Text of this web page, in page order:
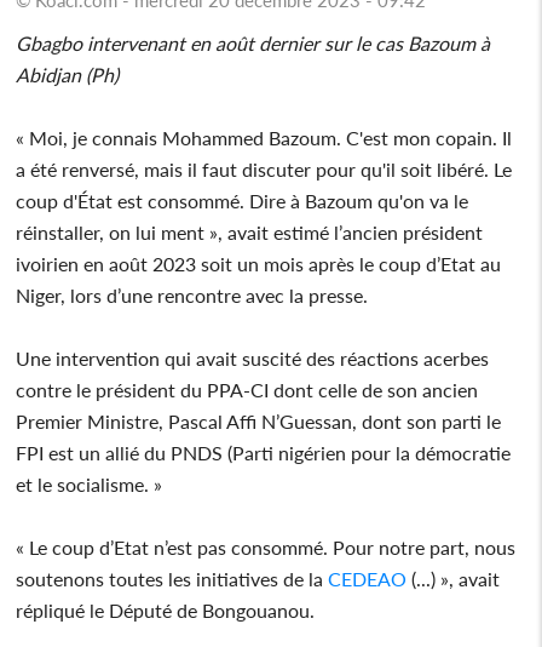
Gbagbo intervenant en août dernier sur le cas Bazoum à
Abidjan (Ph)
« Moi, je connais Mohammed Bazoum. C'est mon copain. Il
a été renversé, mais il faut discuter pour qu'il soit libéré. Le
coup d'État est consommé. Dire à Bazoum qu'on va le
réinstaller, on lui ment », avait estimé l’ancien président
ivoirien en août 2023 soit un mois après le coup d’Etat au
Niger, lors d’une rencontre avec la presse.
Une intervention qui avait suscité des réactions acerbes
contre le président du PPA-CI dont celle de son ancien
Premier Ministre, Pascal Affi N’Guessan, dont son parti le
FPI est un allié du PNDS (Parti nigérien pour la démocratie
et le socialisme. »
« Le coup d’Etat n’est pas consommé. Pour notre part, nous
soutenons toutes les initiatives de laCEDEAO (...) », avait
répliqué le Député de Bongouanou.